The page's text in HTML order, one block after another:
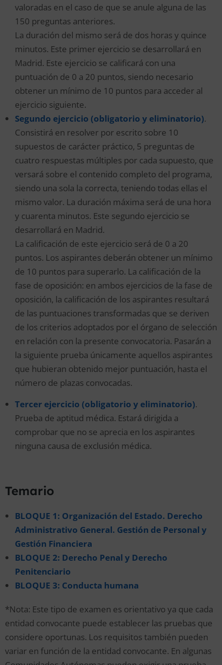
valoradas en el caso de que se anule alguna de las
150 preguntas anteriores.
La duración del mismo será de dos horas y quince
minutos. Este primer ejercicio se desarrollará en
Madrid. Este ejercicio se calificará con una
puntuación de 0 a 20 puntos, siendo necesario
obtener un mínimo de 10 puntos para acceder al
ejercicio siguiente.
Segundo ejercicio (obligatorio y eliminatorio).
Consistirá en resolver por escrito sobre 10
supuestos de carácter práctico, 5 preguntas de
cuatro respuestas múltiples por cada supuesto, que
versará sobre el contenido completo del programa,
siendo una sola la correcta, teniendo todas ellas el
mismo valor. La duración máxima será de una hora
y cuarenta minutos. Este segundo ejercicio se
desarrollará en Madrid.
La calificación de este ejercicio será de 0 a 20
puntos. Los aspirantes deberán obtener un mínimo
de 10 puntos para superarlo. La calificación de la
fase de oposición: en ambos ejercicios de la fase de
oposición, la calificación de los aspirantes resultará
de las puntuaciones transformadas que se deriven
de los criterios adoptados por el órgano de selección
en relación con la presente convocatoria. Pasarán a
la siguiente prueba únicamente aquellos aspirantes
que hubieran obtenido mejor puntuación, hasta el
número de plazas convocadas.
Tercer ejercicio (obligatorio y eliminatorio).
Prueba de aptitud médica. Estará dirigida a
comprobar que no se aprecia en los aspirantes
ninguna causa de exclusión médica.
Temario
BLOQUE 1: Organización del Estado. Derecho
Administrativo General. Gestión de Personal y
Gestión Financiera
BLOQUE 2: Derecho Penal y Derecho
Penitenciario
BLOQUE 3: Conducta humana
*Nota: Este tipo de examen es orientativo ya que cada
entidad convocante puede establecer las pruebas que
considere oportunas. Los requisitos también pueden
variar en función de la entidad convocante. En algunas